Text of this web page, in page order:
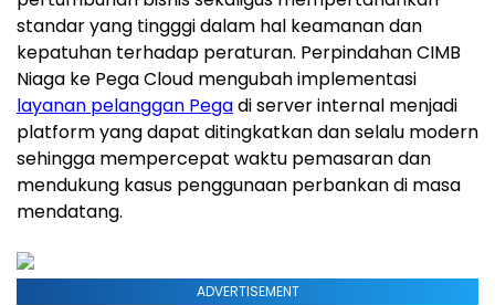
standar yang tingggi dalam hal keamanan dan
kepatuhan terhadap peraturan. Perpindahan CIMB
Niaga ke Pega Cloud mengubah implementasi
layanan pelanggan Pegadi server internal menjadi
platform yang dapat ditingkatkan dan selalu modern
sehingga mempercepat waktu pemasaran dan
mendukung kasus penggunaan perbankan di masa
mendatang.
ADVERTISEMENT